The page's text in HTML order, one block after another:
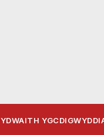
YGC